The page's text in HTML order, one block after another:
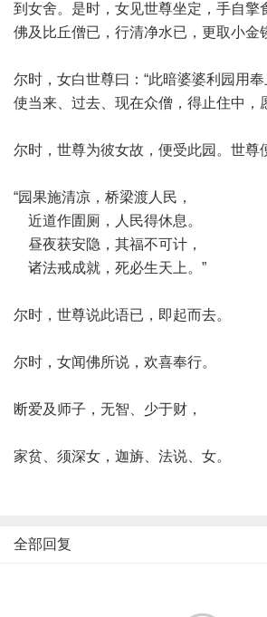
到女舍。是时，女见世尊坐定，手自擎
佛及比丘僧已，行清净水已，更取小金
尔时，女白世尊曰：“此暗婆婆利园用奉
使当来、过去、现在众僧，得止住中，
尔时，世尊为彼女故，便受此园。世尊
“园果施清凉，桥梁渡人民，
近道作圊厕，人民得休息。
昼夜获安隐，其福不可计，
诸法戒成就，死必生天上。”
尔时，世尊说此语已，即起而去。
尔时，女闻佛所说，欢喜奉行。
断爱及师子，无智、少于财，
家贫、须深女，迦旃、法说、女。
全部回复